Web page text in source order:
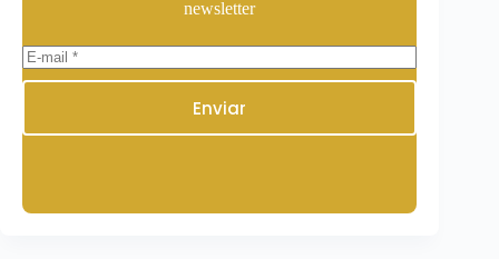
newsletter
Enviar